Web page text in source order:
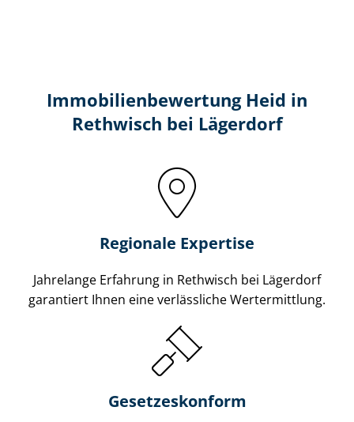
Immobilien­bewertung Heid in
Rethwisch bei Lägerdorf
Regionale Expertise
Jahrelange Erfahrung in Rethwisch bei Lägerdorf
garantiert Ihnen eine verlässliche Wertermittlung.
Gesetzes­konform